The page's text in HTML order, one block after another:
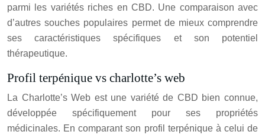
parmi les variétés riches en CBD. Une comparaison avec
d’autres souches populaires permet de mieux comprendre
ses caractéristiques spécifiques et son potentiel
thérapeutique.
Profil terpénique vs charlotte’s web
La Charlotte’s Web est une variété de CBD bien connue,
développée spécifiquement pour ses propriétés
médicinales. En comparant son profil terpénique à celui de